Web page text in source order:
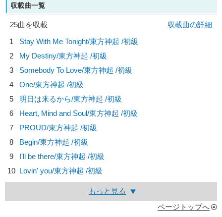
収載曲一覧
25曲を収載
収載曲の詳細
1
Stay With Me Tonight/東方神起 /初級
2
My Destiny/東方神起 /初級
3
Somebody To Love/東方神起 /初級
4
One/東方神起 /初級
5
明日は来るから/東方神起 /初級
6
Heart, Mind and Soul/東方神起 /初級
7
PROUD/東方神起 /初級
8
Begin/東方神起 /初級
9
I'll be there/東方神起 /初級
10 Lovin' you/東方神起 /初級
もっと見る
ページトップへ